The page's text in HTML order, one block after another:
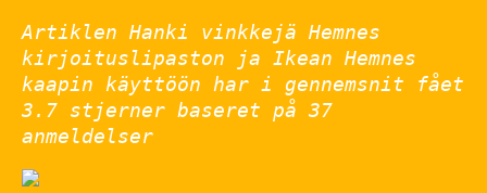
Artiklen Hanki vinkkejä Hemnes
kirjoituslipaston ja Ikean Hemnes
kaapin käyttöön har i gennemsnit fået
3.7 stjerner baseret på 37
anmeldelser